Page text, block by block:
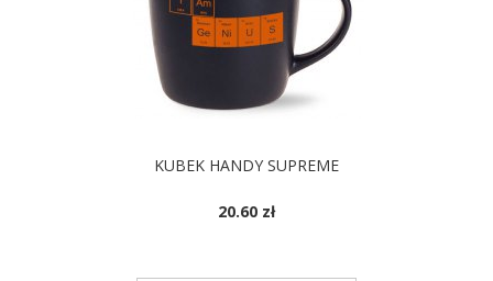
KUBEK HANDY SUPREME
20.60 zł